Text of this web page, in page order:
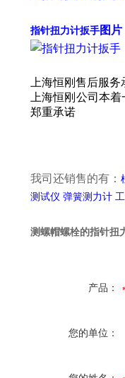
指针扭力计扳手 图片
上海恒刚售后服务
上海恒刚公司本
郑重承诺
我司还销售的有：
测试仪 弹簧测力计
测螺帽螺栓的指针扭
产品：
您的单位：